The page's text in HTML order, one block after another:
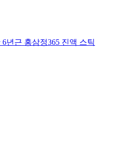
년근 홍삼정365 진액 스틱